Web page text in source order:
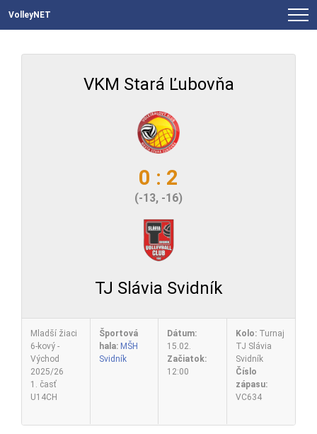
VolleyNET
VKM Stará Ľubovňa
0 : 2
(-13, -16)
TJ Slávia Svidník
Mladší žiaci
6-kový -
Východ
2025/26
1. časť
U14CH
Športová
hala: MŠH
Svidník
Dátum:
15.02.
Začiatok:
12:00
Kolo:Turnaj
TJ Slávia
Svidník
Číslo
zápasu:
VC634